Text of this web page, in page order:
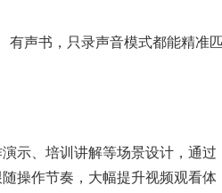
有声书，只录声音模式都能精准
示、培训讲解等场景设计，通过
操作节奏，大幅提升视频观看体